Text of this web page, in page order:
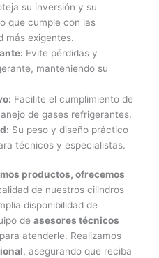
su inversión y su
que cumple con las
más exigentes.
Evite pérdidas y
manteniendo su
Facilite el cumplimiento de
de gases refrigerantes.
Su peso y diseño práctico
técnicos y especialistas.
productos, ofrecemos
de nuestros cilindros
disponibilidad de
de asesores técnicos
atenderle. Realizamos
, asegurando que reciba